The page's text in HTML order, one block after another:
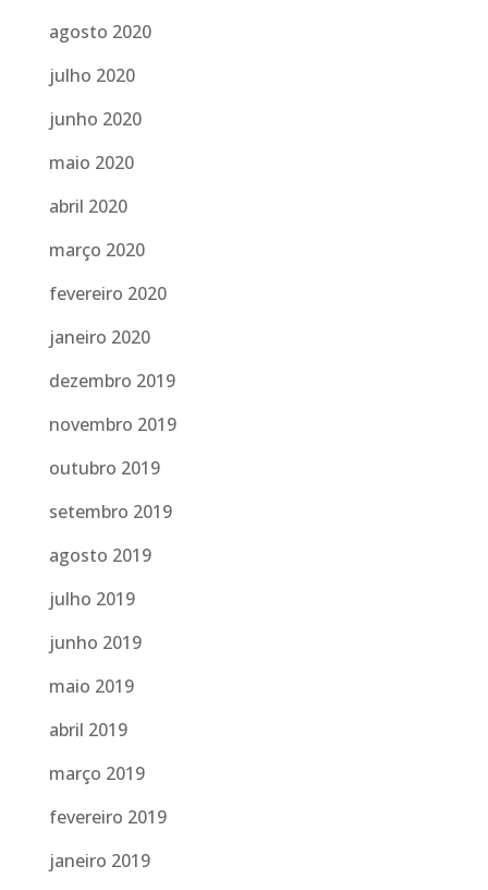
agosto 2020
julho 2020
junho 2020
maio 2020
abril 2020
março 2020
fevereiro 2020
janeiro 2020
dezembro 2019
novembro 2019
outubro 2019
setembro 2019
agosto 2019
julho 2019
junho 2019
maio 2019
abril 2019
março 2019
fevereiro 2019
janeiro 2019